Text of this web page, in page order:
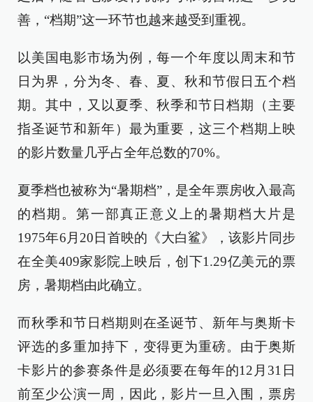
善，“档期”这一环节也越来越受到重视。
以美国电影市场为例，每一个年度以周末和节
日为界，分为冬、春、夏、秋和节假日五个档
期。其中，又以夏季、秋季和节日档期（主要
指圣诞节和新年）最为重要，这三个档期上映
的影片数量几乎占全年总数的70%。
夏季档也被称为“暑期档”，是全年票房收入最高
的档期。第一部真正意义上的暑期档大片是
1975年6月20日首映的《大白鲨》，该影片同步
在全美409家影院上映后，创下1.29亿美元的票
房，暑期档由此确立。
而秋季和节日档期则在圣诞节、新年与奥斯卡
评选的多重加持下，变得更为重磅。由于奥斯
卡影片的参赛条件是必须要在每年的12月31日
前至少公演一周，因此，影片一旦入围，票房